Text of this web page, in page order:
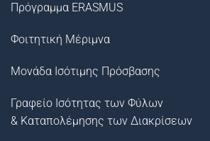
Πρόγραμμα ERASMUS
Φοιτητική Μέριμνα
Μονάδα Ισότιμης Πρόσβασης
Γραφείο Ισότητας των Φύλων
& Καταπολέμησης των Διακρίσεων